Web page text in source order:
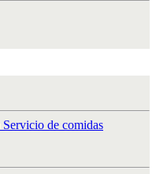
Servicio de comidas